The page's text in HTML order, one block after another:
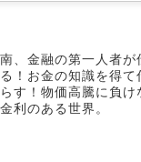
、金融の第一人者が
！お金の知識を得て
す！物価高騰に負け
利のある世界。